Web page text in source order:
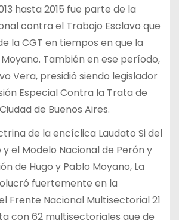
hasta 2015 fue parte de la
contra el Trabajo Esclavo que
la CGT en tiempos en que la
También en ese período,
Vera, presidió siendo legislador
Especial Contra la Trata de
de Buenos Aires.
de la encíclica Laudato Si del
el Modelo Nacional de Perón y
de Hugo y Pablo Moyano, La
fuertemente en la
Frente Nacional Multisectorial 21
con 62 multisectoriales que de